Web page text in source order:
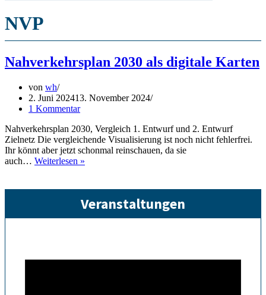
NVP
Nahverkehrsplan 2030 als digitale Karten
von wh
2. Juni 202413. November 2024
1 Kommentar
Nahverkehrsplan 2030, Vergleich 1. Entwurf und 2. Entwurf
Zielnetz Die vergleichende Visualisierung ist noch nicht fehlerfrei.
Ihr könnt aber jetzt schonmal reinschauen, da sie
auch… Weiterlesen »
digitale
Karten
Veranstaltungen